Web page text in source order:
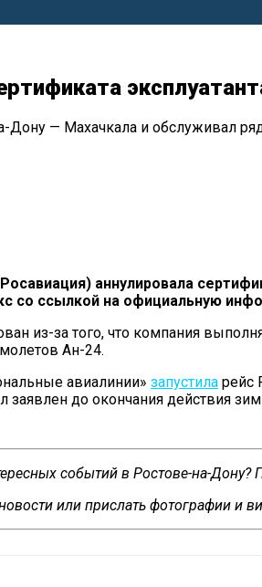
— Махачкала и обслуживал
аннулировала
со ссылкой на официальную
из-за того, что компания
Ан-24.
авиалинии» запустила рейс
до окончания действия
событий в Ростове-на-
или прислать фотографии и